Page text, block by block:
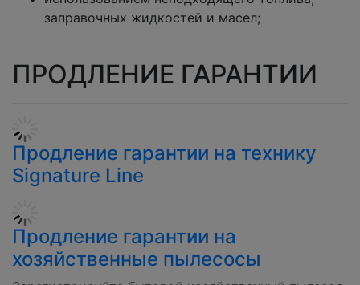
заправочных жидкостей и масел;
ПРОДЛЕНИЕ ГАРАНТИИ
Продление гарантии на технику
Signature Line
Продление гарантии на
хозяйственные пылесосы